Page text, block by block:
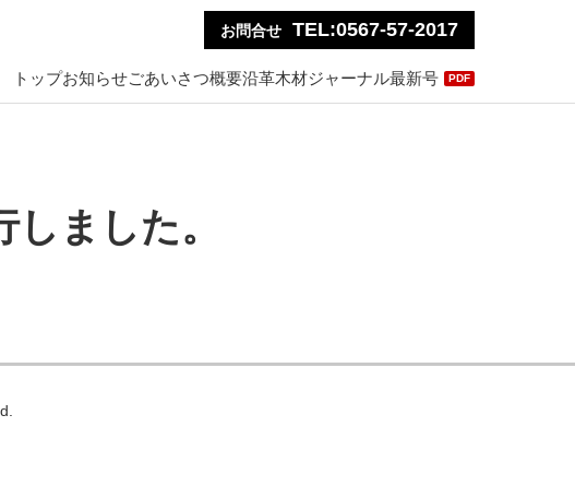
お問合せ TEL:0567-57-2017
トップお知らせごあいさつ概要沿革木材ジャーナル最新号 PDF
ました。